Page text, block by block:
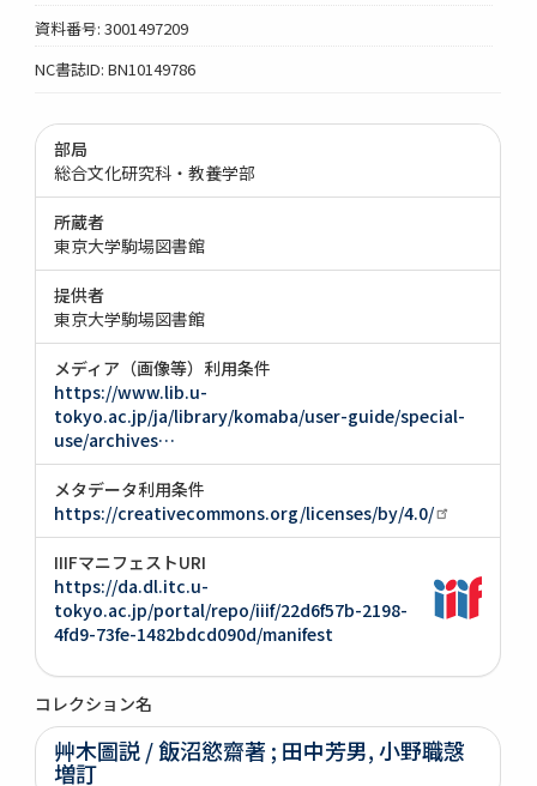
資料番号: 3001497209
NC書誌ID: BN10149786
部局
総合文化研究科・教養学部
所蔵者
東京大学駒場図書館
提供者
東京大学駒場図書館
メディア（画像等）利用条件
https://www.lib.u-
tokyo.ac.jp/ja/library/komaba/user-guide/special-
use/archives…
メタデータ利用条件
https://creativecommons.org/licenses/by/4.0/
IIIFマニフェストURI
https://da.dl.itc.u-
tokyo.ac.jp/portal/repo/iiif/22d6f57b-2198-
4fd9-73fe-1482bdcd090d/manifest
コレクション名
艸木圖説 / 飯沼慾齋著 ; 田中芳男, 小野職愨
増訂